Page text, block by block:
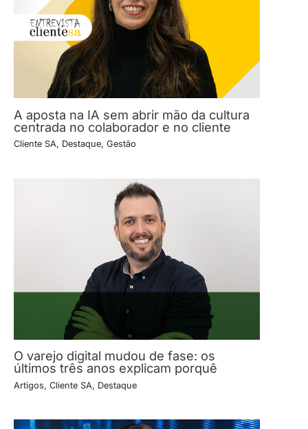
A aposta na IA sem abrir mão da cultura
centrada no colaborador e no cliente
Cliente SA, Destaque, Gestão
O varejo digital mudou de fase: os
últimos três anos explicam porquê
Artigos, Cliente SA, Destaque